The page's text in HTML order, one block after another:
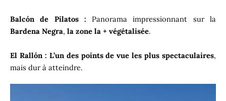
Balcón de Pilatos : Panorama impressionnant sur la
Bardena Negra, la zone la + végétalisée.
El Rallón : L’un des points de vue les plus spectaculaires,
mais dur à atteindre.